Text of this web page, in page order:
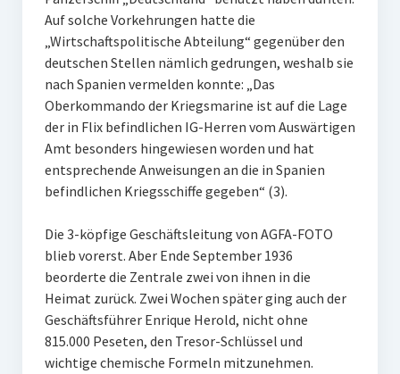
Auf solche Vorkehrungen hatte die
„Wirtschaftspolitische Abteilung“ gegenüber den
deutschen Stellen nämlich gedrungen, weshalb sie
nach Spanien vermelden konnte: „Das
Oberkommando der Kriegsmarine ist auf die Lage
der in Flix befindlichen IG-Herren vom Auswärtigen
Amt besonders hingewiesen worden und hat
entsprechende Anweisungen an die in Spanien
befindlichen Kriegsschiffe gegeben“ (3).
Die 3-köpfige Geschäftsleitung von AGFA-FOTO
blieb vorerst. Aber Ende September 1936
beorderte die Zentrale zwei von ihnen in die
Heimat zurück. Zwei Wochen später ging auch der
Geschäftsführer Enrique Herold, nicht ohne
815.000 Peseten, den Tresor-Schlüssel und
wichtige chemische Formeln mitzunehmen.